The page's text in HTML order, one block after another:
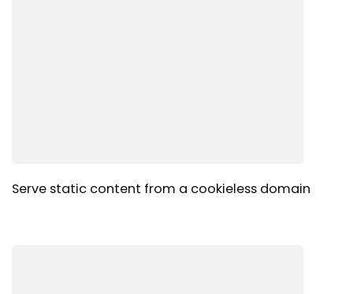
Serve static content from a cookieless domain